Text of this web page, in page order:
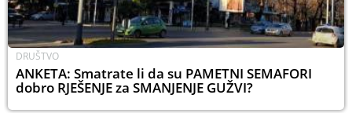
DRUŠTVO
ANKETA: Smatrate li da su PAMETNI SEMAFORI
dobro RJEŠENJE za SMANJENJE GUŽVI?